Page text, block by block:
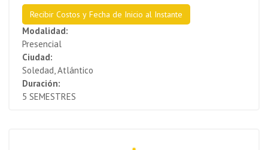
Recibir Costos y Fecha de Inicio al Instante
Modalidad:
Presencial
Ciudad:
Soledad, Atlántico
Duración:
5 SEMESTRES